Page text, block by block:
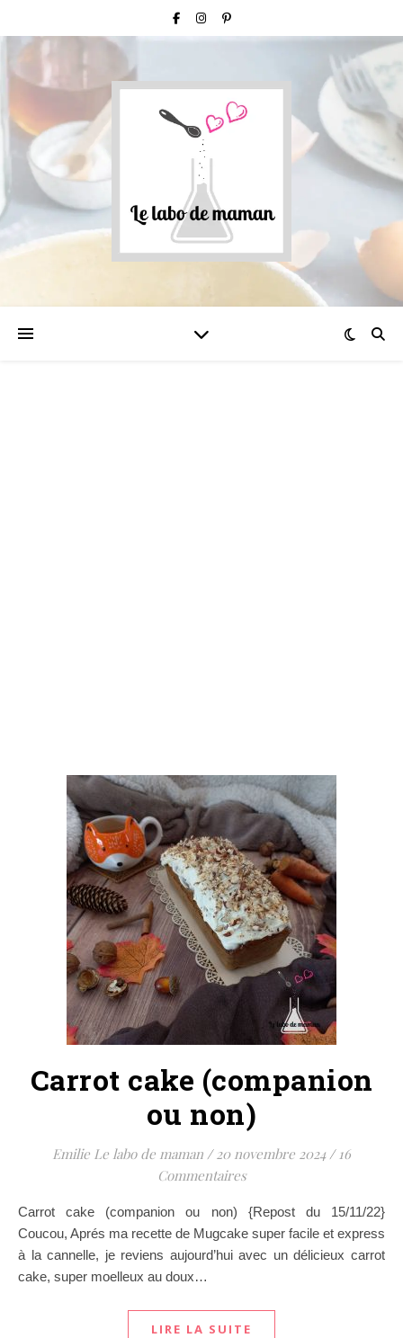
Carrot cake (companion
ou non)
Emilie Le labo de maman / 20 novembre 2024 / 16
Commentaires
Carrot cake (companion ou non) {Repost du 15/11/22}
Coucou, Aprés ma recette de Mugcake super facile et express
à la cannelle, je reviens aujourd’hui avec un délicieux carrot
cake, super moelleux au doux…
LIRE LA SUITE